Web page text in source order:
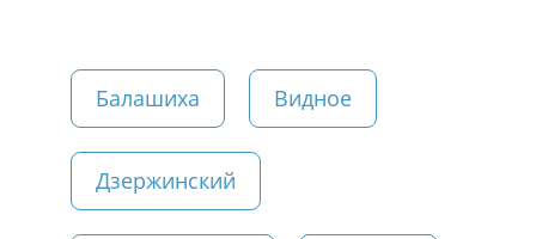
Балашиха Видное
Дзержинский